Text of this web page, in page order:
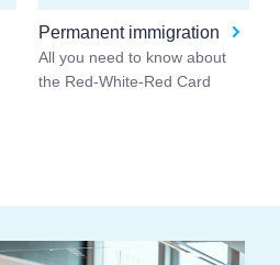
Permanent immigration
All you need to know about
the Red-White-Red Card